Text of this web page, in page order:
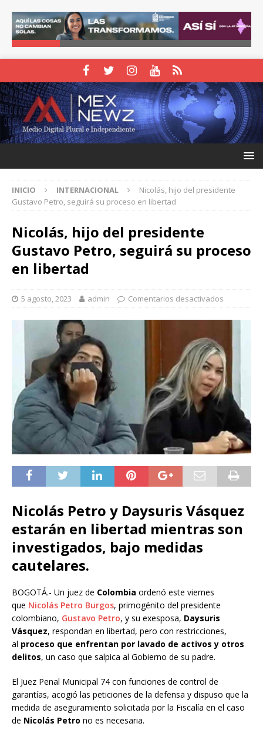
INICIO INTERNACIONAL
Nicolás, hijo del presidente
Gustavo Petro, seguirá su proceso en libertad
Nicolás, hijo del presidente
Gustavo Petro, seguirá su proceso
en libertad
5 agosto, 2023 admin Comentarios desactivados
Nicolás Petro y Daysuris Vásquez
estarán en libertad mientras son
investigados, bajo medidas
cautelares.
BOGOTÁ.- Un juez de Colombia ordenó este viernes
que Nicolás Petro Burgos, primogénito del presidente
colombiano, Gustavo Petro, y su exesposa, Daysuris
Vásquez, respondan en libertad, pero con restricciones,
al proceso que enfrentan por lavado de activos y otros
delitos, un caso que salpica al Gobierno de su padre.
El Juez Penal Municipal 74 con funciones de control de
garantías, acogió las peticiones de la defensa y dispuso que la
medida de aseguramiento solicitada por la Fiscalía en el caso
de Nicolás Petro no es necesaria.